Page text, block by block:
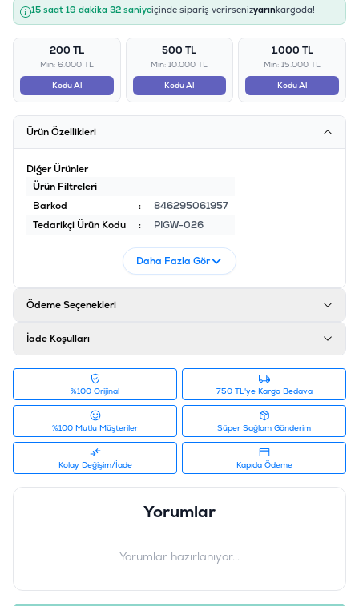
15 saat 19 dakika 32 saniyeiçinde sipariş verirsenizyarınkargoda!
200 TL
Min: 6.000 TL
Kodu Al
500 TL
Min: 10.000 TL
Kodu Al
1.000 TL
Min: 15.000 TL
Kodu Al
Ürün Özellikleri
Diğer Ürünler
Ürün Filtreleri
Barkod
:
846295061957
Tedarikçi Ürün Kodu
: PIGW-026
Daha Fazla Gör
Ödeme Seçenekleri
İade Koşulları
%100 Orijinal 750 TL'ye Kargo Bedava
%100 Mutlu Müşteriler Süper Sağlam Gönderim
Kolay Değişim/İade Kapıda Ödeme
Yorumlar
Yorumlar hazırlanıyor...